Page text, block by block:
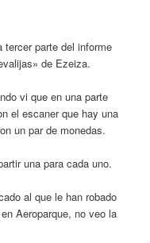
tercer parte del informe
de Ezeiza.
vi que en una parte
el escaner que hay una
un par de monedas.
una para cada uno.
al que le han robado
Aeroparque, no veo la